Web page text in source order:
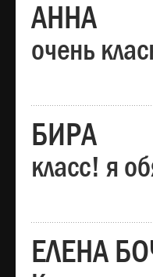
АННА
очень
БИРА
класс! я
ЕЛЕНА